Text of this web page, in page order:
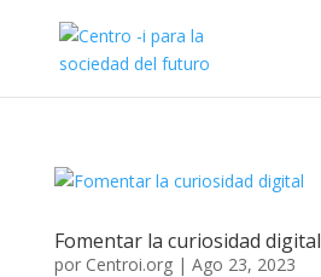
Fomentar la curiosidad digital
por Centroi.org| Ago 23, 2023